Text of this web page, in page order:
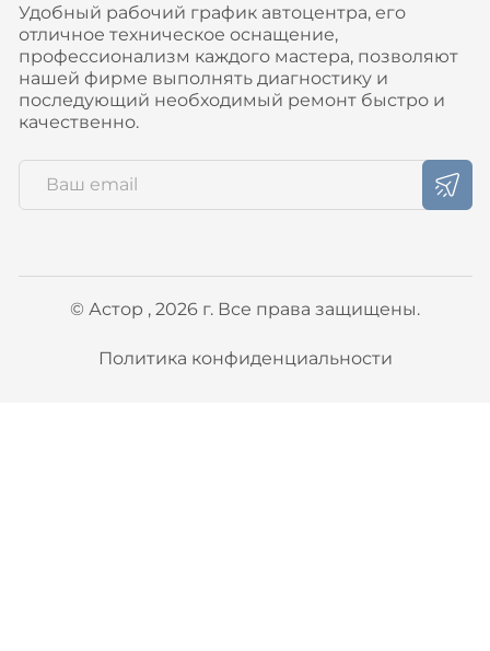
Удобный рабочий график автоцентра, его
отличное техническое оснащение,
профессионализм каждого мастера, позволяют
нашей фирме выполнять диагностику и
последующий необходимый ремонт быстро и
качественно.
© Астор , 2026 г. Все права защищены.
Политика конфиденциальности